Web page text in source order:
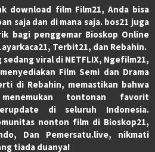
download film Film21, Anda bisa
saja dan di mana saja. bos21 juga
bagi penggemar Bioskop Online
Terbit21, dan Rebahin.
viral di NETFLIX, Ngefilm21,
Film Semi dan Drama
di Rebahin, memastikan bahwa
tontonan favorit
terupdate di seluruh Indonesia.
nonton film di Bioskop21,
Dan Pemersatu.live, nikmati
tiada duanya!